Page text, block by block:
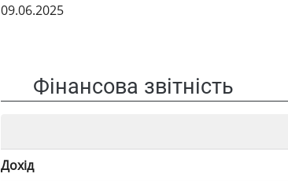
09.06.2025
Фінансова звітність
Дохід